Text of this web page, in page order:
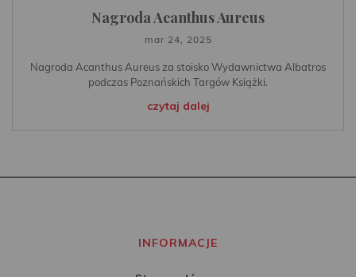
Nagroda Acanthus Aureus
mar 24, 2025
Nagroda Acanthus Aureus za stoisko Wydawnictwa Albatros
podczas Poznańskich Targów Książki.
czytaj dalej
INFORMACJE